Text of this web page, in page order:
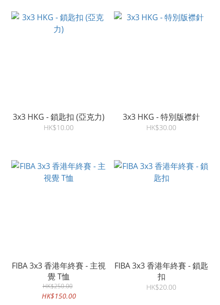
3x3 HKG - 鎖匙扣 (亞克力)
HK$10.00
3x3 HKG - 特別版襟針
HK$30.00
FIBA 3x3 香港年終賽 - 主視
覺 T恤
HK$250.00
HK$150.00
FIBA 3x3 香港年終賽 - 鎖匙
扣
HK$20.00